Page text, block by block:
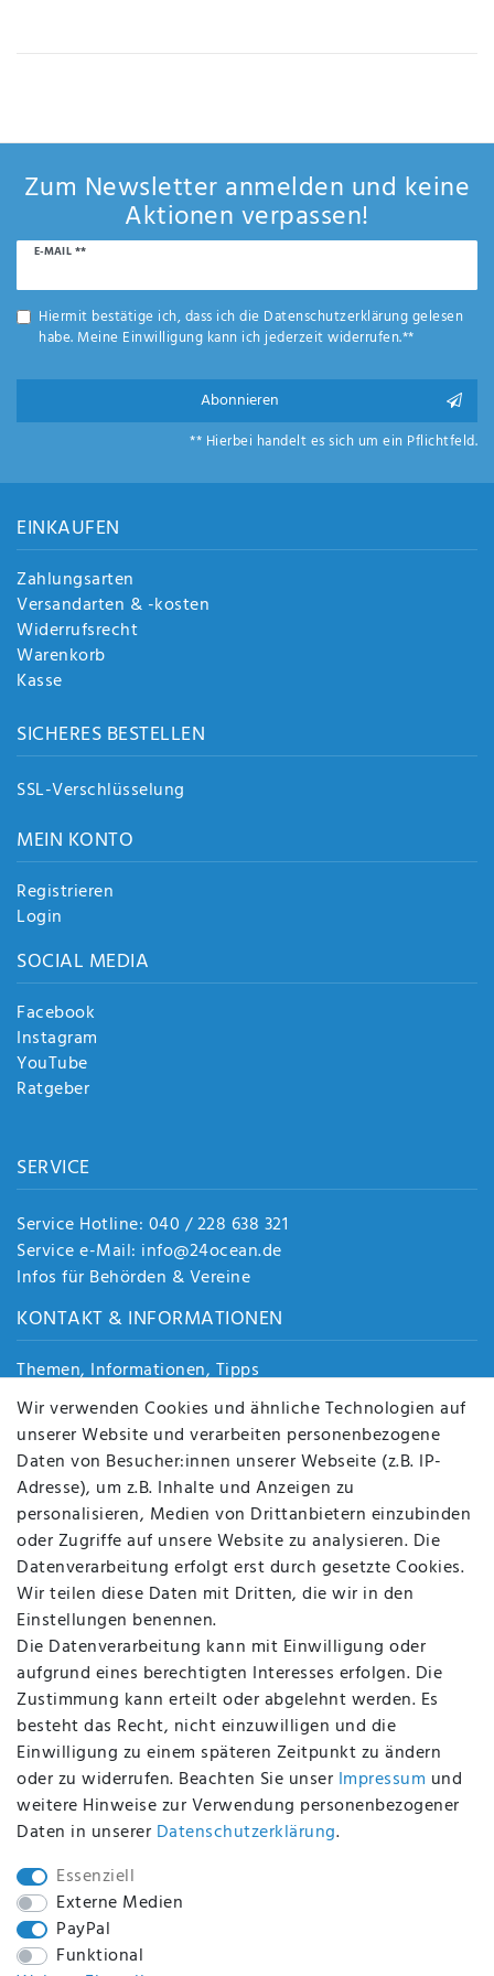
Hiermit
ich die
Daten­
gelesen
rag
e
sen
de
n
Zum Newsletter anmelden und keine
Aktionen verpassen!
E-MAIL **
Newsletter
Hiermit bestätige ich, dass ich die Daten­schutz­erklärunggelesen
habe. Meine Einwilligung kann ich jederzeit widerrufen.**
Abonnieren
** Hierbei handelt es sich um ein Pflichtfeld.
EINKAUFEN
Zahlungsarten
Versandarten & -kosten
Widerrufsrecht
Warenkorb
Kasse
SICHERES BESTELLEN
SSL-Verschlüsselung
MEIN KONTO
Registrieren
Login
SOCIAL MEDIA
Facebook
Instagram
YouTube
Ratgeber
SERVICE
Service Hotline: 040 / 228 638 321
Service e-Mail: info@24ocean.de
Infos für Behörden & Vereine
KONTAKT & INFORMATIONEN
Themen, Informationen, Tipps
Jobs
Über uns
Kontakt
Datenschutz
AGB
FAQ
Batterieentsorgung
Altölverordnung
Impressum
BEQUEM UND SICHER BEZAHLEN MIT
BEI UNS SIND SIE SICHER!
WIR VERSENDEN MIT
Wir verwenden Cookies und ähnliche Technologien auf
unserer Website und verarbeiten personenbezogene
Daten von Besucher:innen unserer Webseite (z.B. IP-
Adresse), um z.B. Inhalte und Anzeigen zu
personalisieren, Medien von Drittanbietern einzubinden
oder Zugriffe auf unsere Website zu analysieren. Die
Datenverarbeitung erfolgt erst durch gesetzte Cookies.
Wir teilen diese Daten mit Dritten, die wir in den
Einstellungen benennen.
Die Datenverarbeitung kann mit Einwilligung oder
aufgrund eines berechtigten Interesses erfolgen. Die
Zustimmung kann erteilt oder abgelehnt werden. Es
besteht das Recht, nicht einzuwilligen und die
Einwilligung zu einem späteren Zeitpunkt zu ändern
oder zu widerrufen. Beachten Sie unser Impressum und
weitere Hinweise zur Verwendung personenbezogener
Daten in unserer Daten­schutz­erklärung.
Essenziell
Externe Medien
PayPal
Funktional